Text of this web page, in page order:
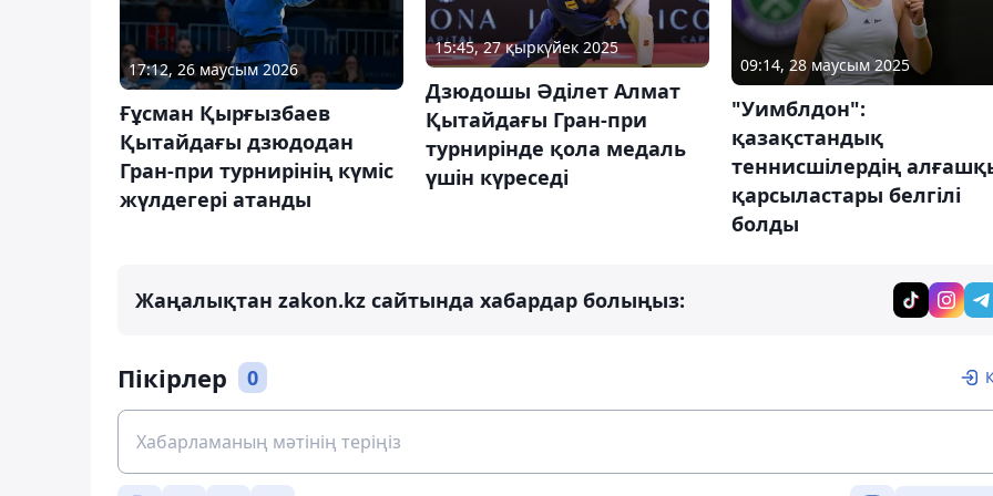
17:12, 26 маусым 2026
Ғұсман Қырғызбаев
Қытайдағы дзюдодан
Гран-при турнирінің күміс
жүлдегері атанды
15:45, 27 қыркүйек 2025
Дзюдошы Әділет Алмат
Қытайдағы Гран-при
турнирінде қола медаль
үшін күреседі
09:14, 28 маусым 2025
"Уимблдон":
қазақстандық
теннисшілердің
қарсыластары белгілі
болды
Жаңалықтан zakon.kz сайтында хабардар болыңыз:
Пікірлер 0